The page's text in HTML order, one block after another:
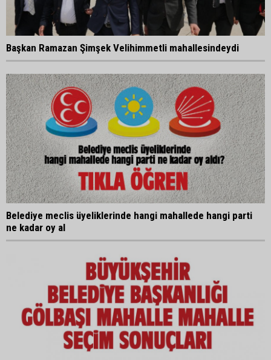
Başkan Ramazan Şimşek Velihimmetli mahallesindeydi
Belediye meclis üyeliklerinde hangi mahallede hangi parti
ne kadar oy al